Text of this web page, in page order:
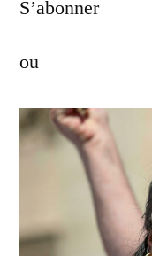
S’abonner
ou